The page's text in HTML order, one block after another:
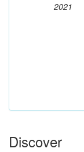
2021
Discover